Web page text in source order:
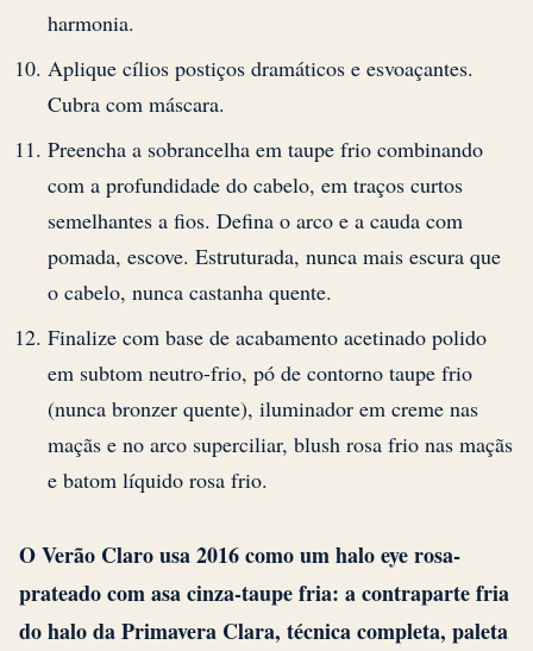
harmonia.
Aplique cílios postiços dramáticos e esvoaçantes.
Cubra com máscara.
Preencha a sobrancelha em taupe frio combinando
com a profundidade do cabelo, em traços curtos
semelhantes a fios. Defina o arco e a cauda com
pomada, escove. Estruturada, nunca mais escura que
o cabelo, nunca castanha quente.
Finalize com base de acabamento acetinado polido
em subtom neutro-frio, pó de contorno taupe frio
(nunca bronzer quente), iluminador em creme nas
maçãs e no arco superciliar, blush rosa frio nas maçãs
e batom líquido rosa frio.
O Verão Claro usa 2016 como um halo eye rosa-
prateado com asa cinza-taupe fria: a contraparte fria
do halo da Primavera Clara, técnica completa, paleta